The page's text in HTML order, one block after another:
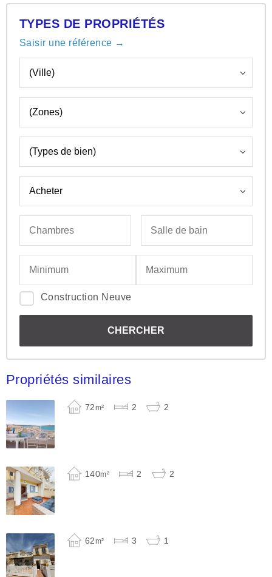
TYPES DE PROPRIÉTÉS
Saisir une référence →
Construction Neuve
Propriétés similaires
72m² 2 2
140m² 2 2
62m² 3 1